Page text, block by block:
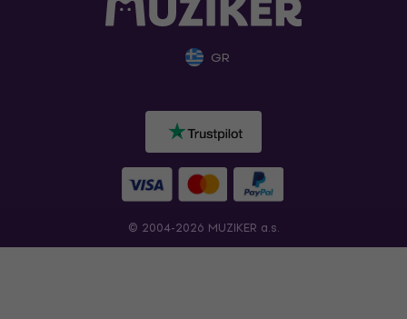
GR
© 2004-2026 MUZIKER a.s.